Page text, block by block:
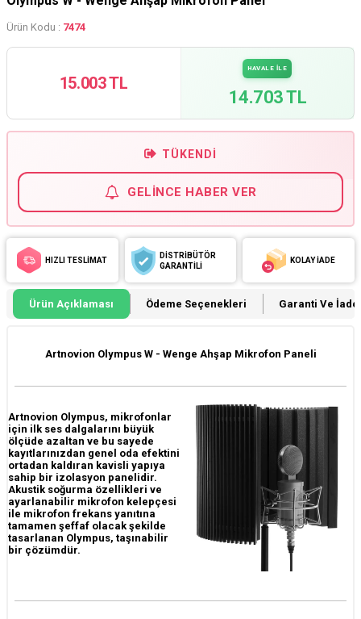
Ürün Kodu : 7474
15.003 TL
HAVALE İLE
14.703 TL
TÜKENDI
GELINCE HABER VER
HIZLI TESLİMAT
DİSTRİBÜTÖR
GARANTİLİ
KOLAY İADE
Ürün Açıklaması Ödeme Seçenekleri Garanti Ve İade
Artnovion Olympus W - Wenge Ahşap Mikrofon Paneli
Artnovion Olympus, mikrofonlar
için ilk ses dalgalarını büyük
ölçüde azaltan ve bu sayede
kayıtlarınızdan genel oda efektini
ortadan kaldıran kavisli yapıya
sahip bir izolasyon panelidir.
Akustik soğurma özellikleri ve
ayarlanabilir mikrofon kelepçesi
ile mikrofon frekans yanıtına
tamamen şeffaf olacak şekilde
tasarlanan Olympus, taşınabilir
bir çözümdür.